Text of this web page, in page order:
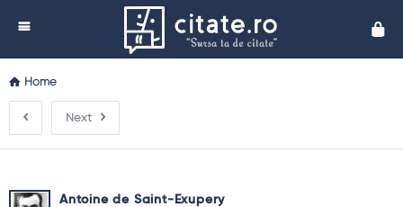
Home
Next
Antoine de Saint-Exupery